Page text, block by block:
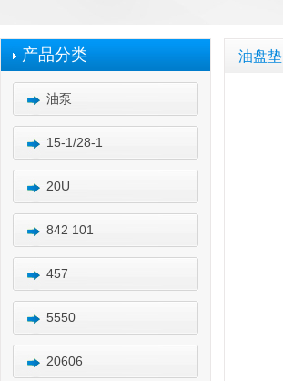
产品分类
油泵
15-1/28-1
20U
842 101
457
5550
20606
油盘垫